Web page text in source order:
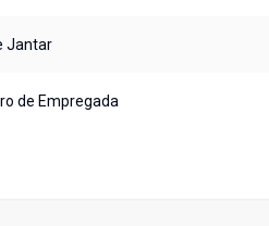
Jantar
de Empregada